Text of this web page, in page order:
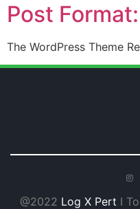
Post
The WordPress Theme
@2022 Log X Pert I